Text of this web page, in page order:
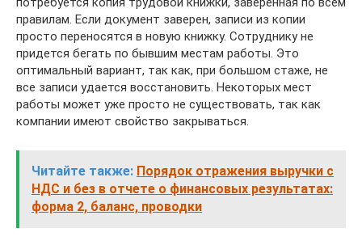
правилам. Если документ заверен, записи из копии
просто переносятся в новую книжку. Сотруднику не
придется бегать по бывшим местам работы. Это
оптимальный вариант, так как, при большом стаже, не
все записи удается восстановить. Некоторых мест
работы может уже просто не существовать, так как
компании имеют свойство закрываться.
Читайте также: Порядок отражения выручки с
НДС и без в отчете о финансовых результатах:
форма 2, баланс, проводки